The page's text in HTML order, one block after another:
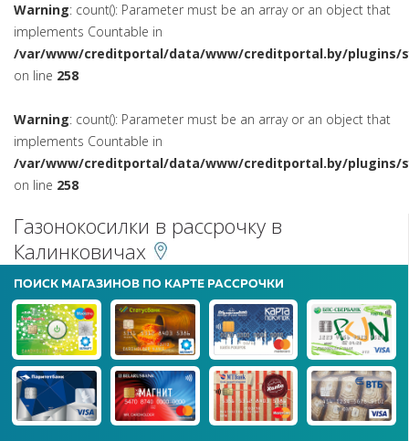
Warning: count(): Parameter must be an array or an object that
implements Countable in
/var/www/creditportal/data/www/creditportal.by/plugins/
on line 258
Warning: count(): Parameter must be an array or an object that
implements Countable in
/var/www/creditportal/data/www/creditportal.by/plugins/
on line 258
Газонокосилки в рассрочку в
Калинковичах
ПОИСК МАГАЗИНОВ ПО КАРТЕ РАССРОЧКИ